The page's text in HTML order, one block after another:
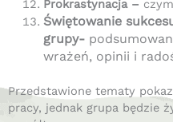
Prokrastynacja –
Świętowanie
grupy-
wrażeń, opinii i
Przedstawione tematy
pracy, jednak grupa będzie